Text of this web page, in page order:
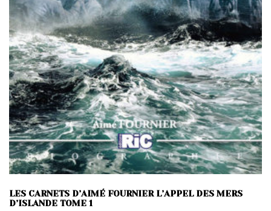
LES CARNETS D’AIMÉ FOURNIER L’APPEL DES MERS
D’ISLANDE TOME 1